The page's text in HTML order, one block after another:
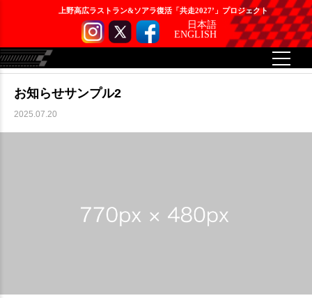
上野高広ラストラン&ソアラ復活「共走2027’」プロジェクト
日本語
ENGLISH
お知らせ
お知らせサンプル2
2025.07.20